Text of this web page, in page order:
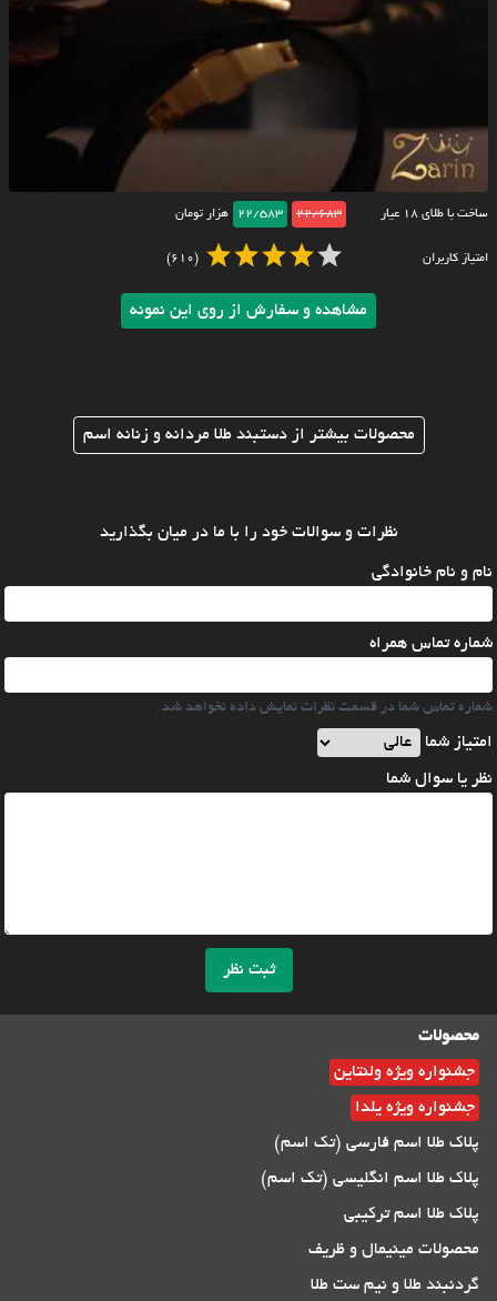
ساخت با طلای ۱۸ عیار 22/683
22/583 هزار تومان
امتیاز کاربران (610)
مشاهده و سفارش از روی این نمونه
محصولات بیشتر از دستبند طلا مردانه و زنانه اسم
نظرات و سوالات خود را با ما در میان بگذارید
نام و نام خانوادگی
شماره تماس همراه
شماره تماس شما در قسمت نظرات نمایش داده نخواهد شد.
امتیاز شما
نظر یا سوال شما
ثبت نظر
محصولات
جشنواره ویژه ولنتاین
جشنواره ویژه یلدا
پلاک طلا اسم فارسی (تک اسم)
پلاک طلا اسم انگلیسی (تک اسم)
پلاک طلا اسم ترکیبی
محصولات مینیمال و ظریف
گردنبند طلا و نیم ست طلا